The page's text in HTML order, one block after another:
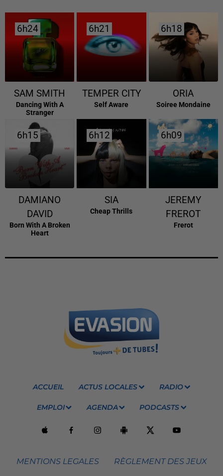
6h24
6h24
SAM SMITH
Dancing With A
Stranger
6h21
6h21
TEMPER CITY
Self Aware
6h18
6h18
ORIA
Soiree Mondaine
6h15
6h15
DAMIANO
DAVID
Born With A Broken
Heart
6h12
6h12
SIA
Cheap Thrills
6h09
6h09
JEREMY
FREROT
Frerot
ACCUEIL ACTUS LOCALES RADIO
EMPLOI AGENDA PODCASTS
MENTIONS LEGALES RÈGLEMENT DES JEUX